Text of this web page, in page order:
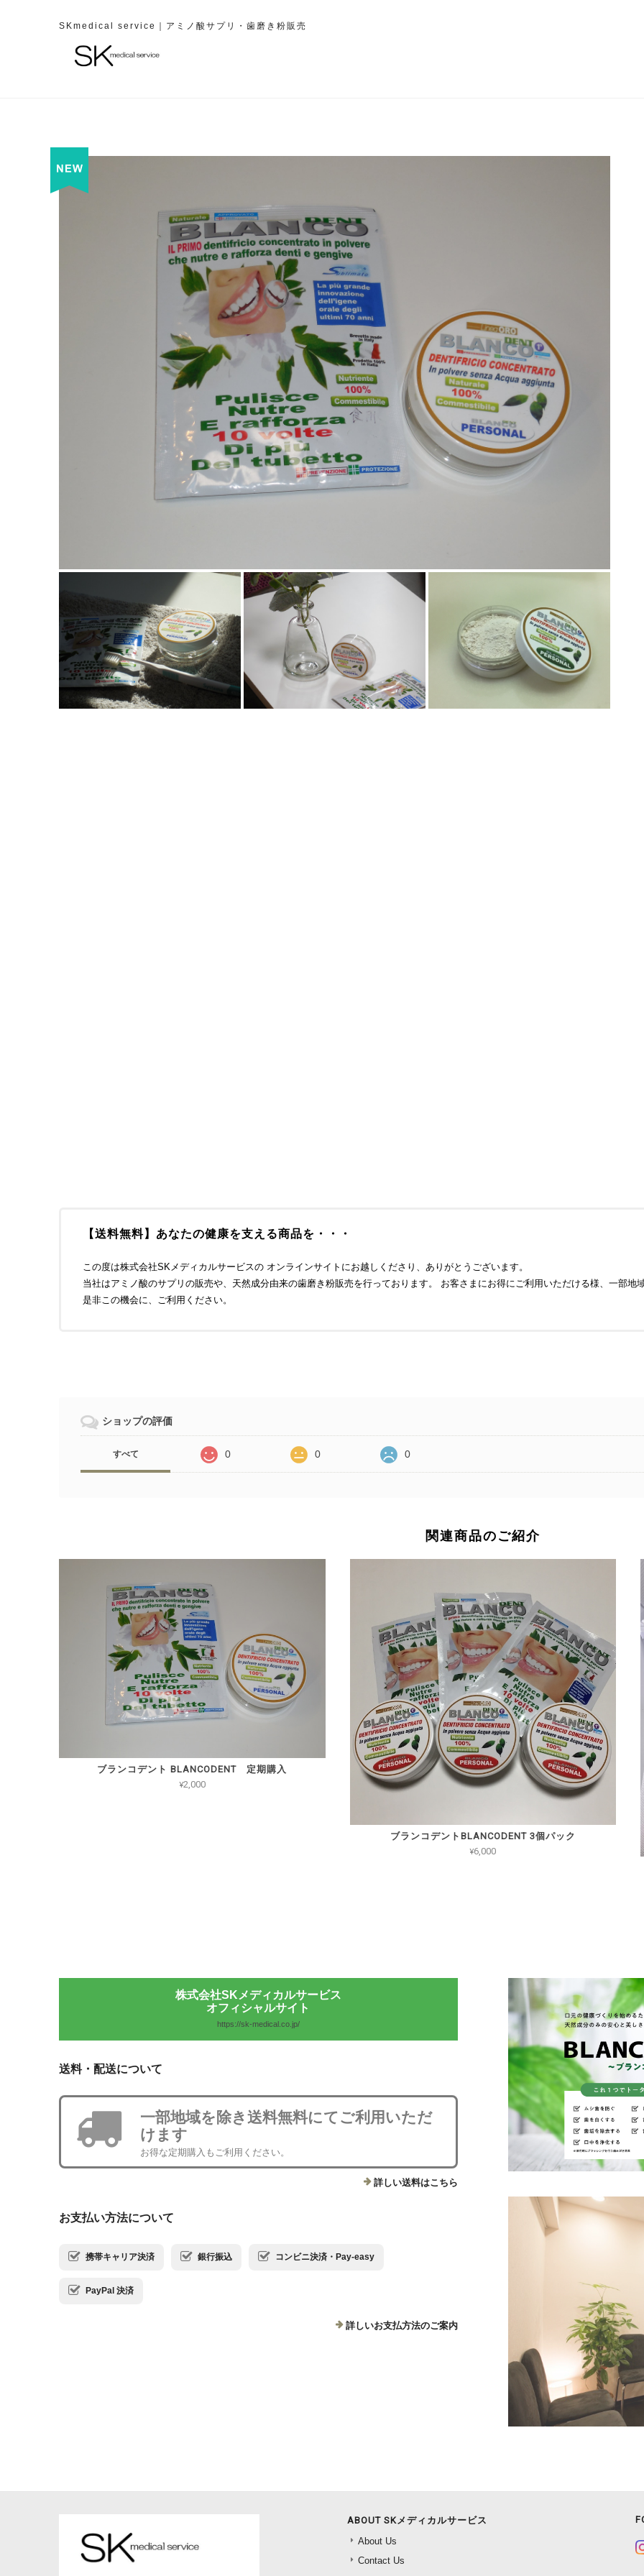
SKmedical service｜アミノ酸サプリ・歯磨き粉販売
【送料無料】あなたの健康を支える商品を・・・
この度は株式会社SKメディカルサービスの オンラインサイトにお越しくださり、ありがとうございます。
当社はアミノ酸のサプリの販売や、天然成分由来の歯磨き粉販売を行っております。 お客さまにお得にご利用いただける様、一部地
是非この機会に、ご利用ください。
ショップの評価
すべて 0 0 0
関連商品のご紹介
ブランコデント BLANCODENT 定期購入
¥2,000
ブランコデントBLANCODENT 3個パック
¥6,000
株式会社SKメディカルサービス
オフィシャルサイト
https://sk-medical.co.jp/
送料・配送について
一部地域を除き送料無料にてご利用いただ
けます
お得な定期購入もご利用ください。
詳しい送料はこちら
お支払い方法について
携帯キャリア決済 銀行振込 コンビニ決済・Pay-easy
PayPal 決済
詳しいお支払方法のご案内
ABOUT SKメディカルサービス
About Us
Contact Us